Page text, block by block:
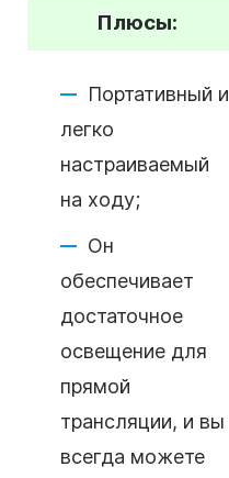
Плюсы:
Портативный и
легко
настраиваемый
на ходу;
Он
обеспечивает
достаточное
освещение для
прямой
трансляции, и вы
всегда можете